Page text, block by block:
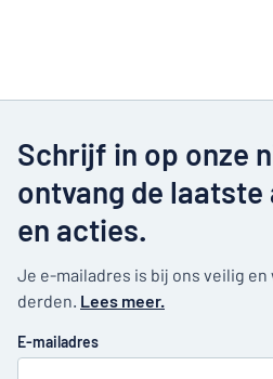
Schrijf in op onze
ontvang de laatste
en acties.
Je e-mailadres is bij ons veilig
derden. Lees meer.
E-mailadres